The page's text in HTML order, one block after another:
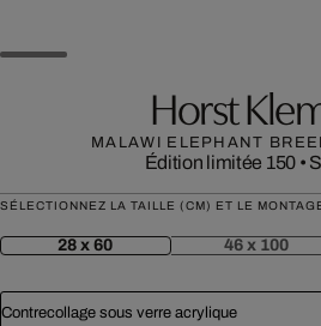
Horst
MALAWI ELEPHANT
Édition limitée 150 •
SÉLECTIONNEZ LA TAILLE (CM) ET LE
28 x 60 46 x 100
Contrecollage sous verre acrylique